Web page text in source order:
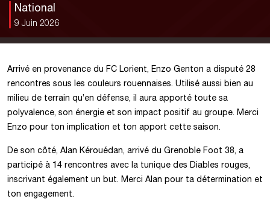
National
9 Juin 2026
Arrivé en provenance du FC Lorient, Enzo Genton a disputé 28
rencontres sous les couleurs rouennaises. Utilisé aussi bien au
milieu de terrain qu’en défense, il aura apporté toute sa
polyvalence, son énergie et son impact positif au groupe. Merci
Enzo pour ton implication et ton apport cette saison.
De son côté, Alan Kérouédan, arrivé du Grenoble Foot 38, a
participé à 14 rencontres avec la tunique des Diables rouges,
inscrivant également un but. Merci Alan pour ta détermination et
ton engagement.